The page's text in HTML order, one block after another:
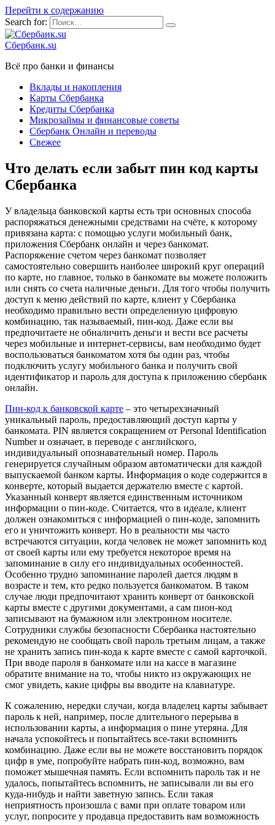
Перейти к содержанию
Search for:
Сбербанк.su
Всё про банки и финансы
Вклады и накопления
Карты Сбербанка
Кредиты Сбербанка
Микрозаймы и финансовые советы
Сбербанк Онлайн и переводы
Свежее
Что делать если забыт пин код карты
Сбербанка
У владельца банковской карты есть три основных способа
распоряжаться денежными средствами на счёте, к которому
привязана карта: с помощью услуги мобильный банк,
приложения Сбербанк онлайн и через банкомат.
Распоряжение счетом через банкомат позволяет
самостоятельно совершить наиболее широкий круг операций
по карте, но главное, только в банкомате вы можете положить
или снять со счета наличные деньги. Для того чтобы получить
доступ к меню действий по карте, клиент у Сбербанка
необходимо правильно вести определенную цифровую
комбинацию, так называемый, пин-код. Даже если вы
предпочитаете не обналичить деньги и вести все расчеты
через мобильные и интернет-сервисы, вам необходимо будет
воспользоваться банкоматом хотя бы один раз, чтобы
подключить услугу мобильного банка и получить свой
идентификатор и пароль для доступа к приложению сбербанк
онлайн.
Пин-код к банковской карте – это четырехзначный
уникальный пароль, предоставляющий доступ карты у
банкомата. PIN является сокращением от Personal Identification
Number и означает, в переводе с английского,
индивидуальный опознавательный номер. Пароль
генерируется случайным образом автоматически для каждой
выпускаемой банком карты. Информация о коде содержится в
конверте, который выдается держателю вместе с картой.
Указанный конверт является единственным источником
информации о пин-коде. Считается, что в идеале, клиент
должен ознакомиться с информацией о пин-коде, запомнить
его и уничтожить конверт. Но в реальности мы часто
встречаются ситуации, когда человек не может запомнить код
от своей карты или ему требуется некоторое время на
запоминание в силу его индивидуальных особенностей.
Особенно трудно запоминание паролей дается людям в
возрасте и тем, кто редко пользуется банкоматом. В таком
случае люди предпочитают хранить конверт от банковской
карты вместе с другими документами, а сам пион-код
записывают на бумажном или электронном носителе.
Сотрудники службы безопасности Сбербанка настоятельно
рекомендую не сообщать свой пароль третьим лицам, а также
не хранить запись пин-кода к карте вместе с самой карточкой.
При вводе пароля в банкомате или на кассе в магазине
обратите внимание на то, чтобы никто из окружающих не
смог увидеть, какие цифры вы вводите на клавиатуре.
К сожалению, нередки случаи, когда владелец карты забывает
пароль к ней, например, после длительного перерыва в
использовании карты, а информация о пине утеряна. Для
начала успокойтесь и попытайтесь все-таки вспомнить
комбинацию. Даже если вы не можете восстановить порядок
цифр в уме, попробуйте набрать пин-код, возможно, вам
поможет мышечная память. Если вспомнить пароль так и не
удалось, попытайтесь вспомнить, не записывали ли вы его
куда-нибудь и найти заветную запись. Если такая
неприятность произошла с вами при оплате товаром или
услуг, попросите у продавца предоставить вам возможность